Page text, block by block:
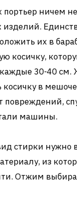
ничем
изделий.
их в
косичку,
каждые 30-40 см.
в
повреждений,
машины.
стирки нужно
из
Отжим